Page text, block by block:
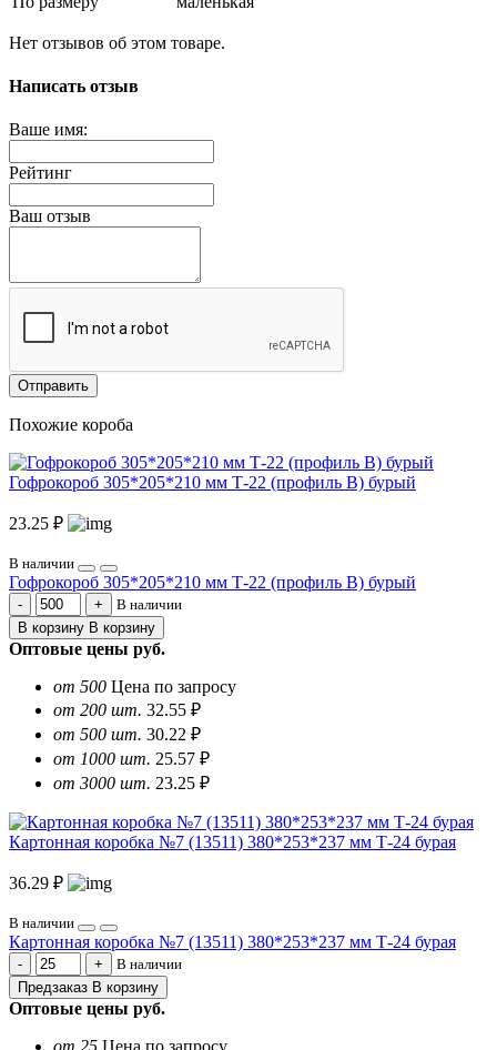
Нет отзывов об этом товаре.
Написать отзыв
Ваше имя:
Рейтинг
Ваш отзыв
Отправить
Похожие короба
Гофрокороб 305*205*210 мм Т-22 (профиль B) бурый
23.25 ₽
В наличии
Гофрокороб 305*205*210 мм Т-22 (профиль B) бурый
В наличии
В корзину В корзину
Оптовые цены руб.
от 500 Цена по запросу
от 200 шт. 32.55 ₽
от 500 шт. 30.22 ₽
от 1000 шт. 25.57 ₽
от 3000 шт. 23.25 ₽
Картонная коробка №7 (13511) 380*253*237 мм Т-24 бурая
36.29 ₽
В наличии
Картонная коробка №7 (13511) 380*253*237 мм Т-24 бурая
В наличии
Предзаказ В корзину
Оптовые цены руб.